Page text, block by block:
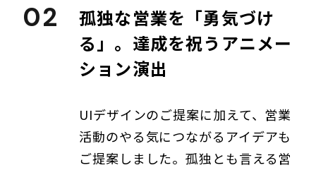
02
孤独な営業を「勇気づけ
る」。達成を祝うアニメー
ション演出
UIデザインのご提案に加えて、営業
活動のやる気につながるアイデアも
ご提案しました。孤独とも言える営